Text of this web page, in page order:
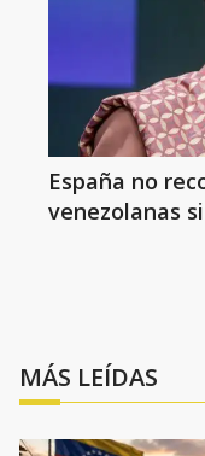
España no reconocerá
venezolanas
MÁS LEÍDAS